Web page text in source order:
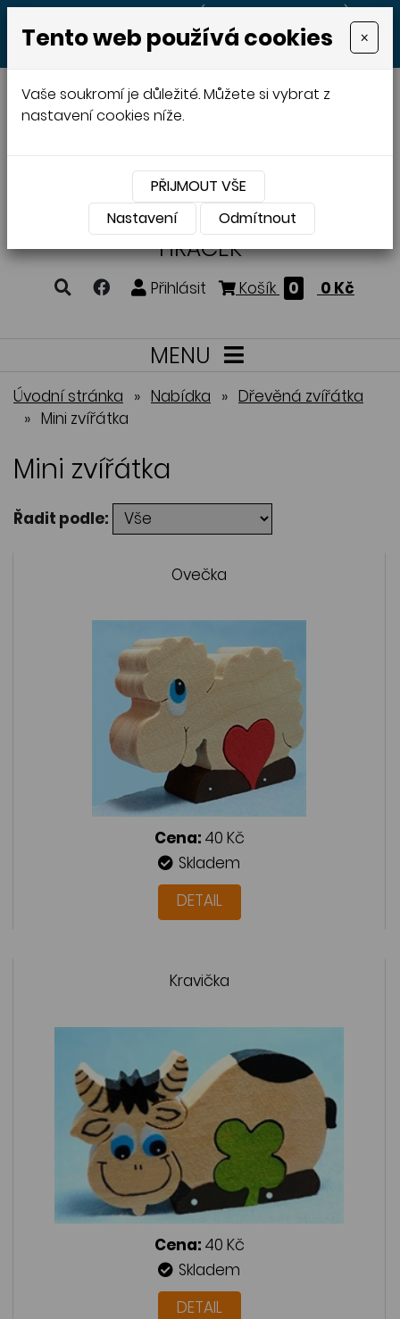
MENU
VÝROBA A PRODEJDŘEVĚNÝCH
HRAČEK
Přihlásit Košík 0 0 Kč
MENU
Úvodní stránka » Nabídka » Dřevěná zvířátka
» Mini zvířátka
Mini zvířátka
Řadit podle:
Ovečka
Cena: 40 Kč
Skladem
DETAIL
Kravička
Cena: 40 Kč
Skladem
DETAIL
Tento web používá cookies ×
Vaše soukromí je důležité. Můžete si vybrat z
nastavení cookies níže.
PŘIJMOUT VŠE
Nastavení
Odmítnout